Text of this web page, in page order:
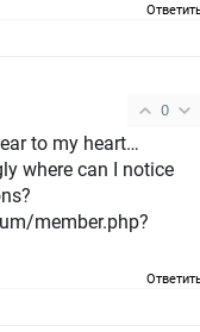
0
to my heart…
where can I notice
member.php?